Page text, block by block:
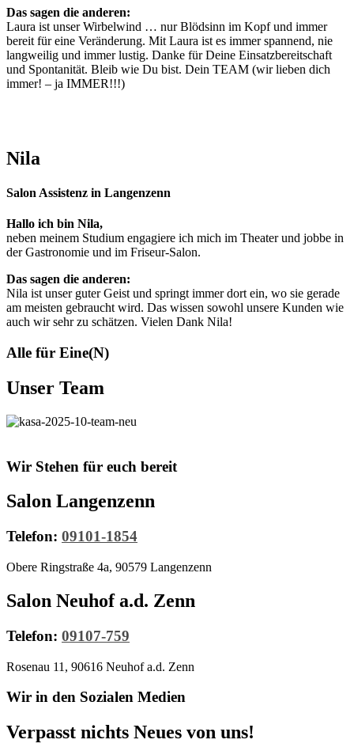
Das sagen die anderen:
Laura ist unser Wirbelwind … nur Blödsinn im Kopf und immer
bereit für eine Veränderung. Mit Laura ist es immer spannend, nie
langweilig und immer lustig. Danke für Deine Einsatzbereitschaft
und Spontanität. Bleib wie Du bist. Dein TEAM (wir lieben dich
immer! – ja IMMER!!!)
Nila
Salon Assistenz in Langenzenn
Hallo ich bin Nila,
neben meinem Studium engagiere ich mich im Theater und jobbe in
der Gastronomie und im Friseur-Salon.
Das sagen die anderen:
Nila ist unser guter Geist und springt immer dort ein, wo sie gerade
am meisten gebraucht wird. Das wissen sowohl unsere Kunden wie
auch wir sehr zu schätzen. Vielen Dank Nila!
Alle für Eine(N)
Unser Team
Wir Stehen für euch bereit
Salon Langenzenn
Telefon: 09101-1854
Obere Ringstraße 4a, 90579 Langenzenn
Salon Neuhof a.d. Zenn
Telefon: 09107-759
Rosenau 11, 90616 Neuhof a.d. Zenn
Wir in den Sozialen Medien
Verpasst nichts Neues von uns!​